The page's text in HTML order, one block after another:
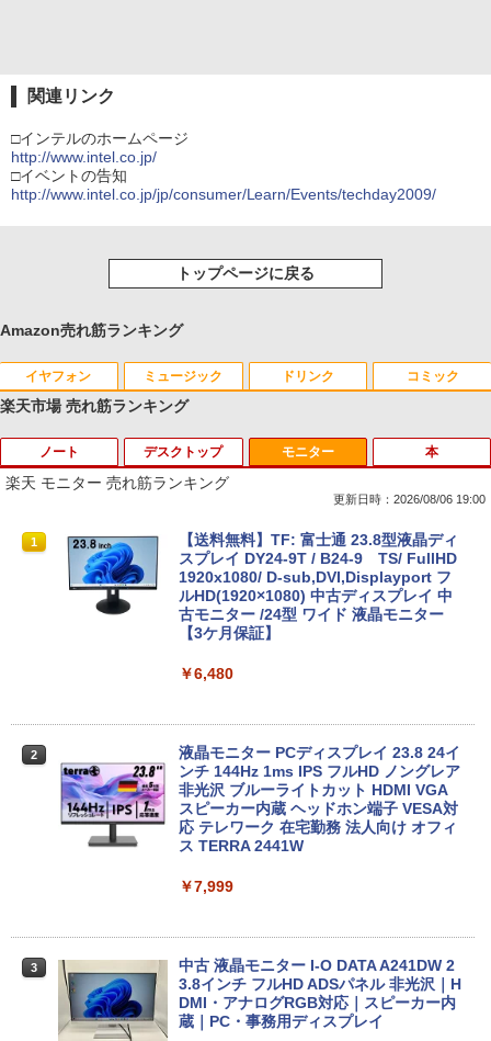
関連リンク
□インテルのホームページ
http://www.intel.co.jp/
□イベントの告知
http://www.intel.co.jp/jp/consumer/Learn/Events/techday2009/
トップページに戻る
Amazon売れ筋ランキング
イヤフォン
Anker Soundcore P40i オフホワイト
￥5,990
Anker Soundcore P31i ブラック
￥4,990
ラック
￥14,990
レスイヤホン bluetooth イヤホン V12 小型
付き 防水 タッチ式音量調整 スポーツ/通勤/通
学/WEB会議(ホワイト)
￥1,964
ミュージック
BRUCE WAYNE feat. Flo Milli, ATL Jacob
[Explicit]
BRUCE WAYNE feat. Flo Milli, ATL Jacob
[Explicit]
￥250
BUGS LIFE
ドリンク
【Amazon.co.jp限定】 い・ろ・は・す 2L P
ET ラベルレス ×8本
by Amazon 天然水 ラベルレス 500ml ×24本
富士山の天然水 バナジウム含有 水 ミネラル
ウォーター ペットボトル 静岡県産 500ミリリ
by Amazon 天然水ラベルレス 2L×9本
￥1,117
by Amazon 炭酸水 ラベルレス 500ml ×24本
￥1,625
コカ・コーラ やかんの麦茶 from 爽健美茶 ラ
コミック
薬屋のひとりごと 17巻 (デジタル版ビッグガ
ンガンコミックス)
異世界居酒屋「のぶ」(22) (角川コミックス・
エース)
コミックスDIGITAL)
￥572
版ビッグガンガンコミックス)
ONE PIECE モノクロ版 115 (ジャンプコミッ
クスDIGITAL)
楽天市場 売れ筋ランキング
ノート
1
レビュー投稿 5年保証｜MS Office 2024
H&B 搭載｜中古 ノートパソコン Windo
ws11 Office付｜スペック Core i5 第7世
代 メモリ 8GB 大容量 HDD 500GB テン
キー DVDドライブ搭載 CD DVD 再生可
｜中古パソコン 中古ノートパソコン 中古
ノートパソコン Dell Latitude 5310 第10
世代 Core i5 13.3型 Webカメラ内蔵 Win
dows11搭載 Office付き メモリ16GB SS
D256GB 512GB 軽量モデル テレワーク
在宅勤務向け 持ち運び ビジネス タッチ
8月5日限定10倍＆抽選10000P！｜お得3
点セット富士通 LIFEBOOKシリーズ ノ
ートパソコンアウトレット 第八世代Core
デスクトップ
1
【今だけ】全品ポイント10倍 お買い物マ
ラソン★8/4～8/11★中古パソコン デス
クトップPC hp ProDesk 600 G4 SFF C
ore i5 8500 メモリ8GB SSD128GB HDD
500GB Windows11 Pro 64bit 無線LAN
内蔵【送料無料】【1年保証】
￥19,800
2
【期間限定P15倍+最大10%OFFクーポ
ン】 【3年保証】HP ELITEDESK 800 G
6 DM SSD256GB メモリ16GB Core i3
Windows 11 Pro 中古 アウトレット 返
品 送料無料 中古デスクトップパソコン
中古パソコン デスクトップパソコン デス
中古パソコン | NEC | MRM28L-4 | Wind
ows11 | デスクトップ | 一年保証 | 第8世
代 | Core i5 8400 2.8(〜最大4.0)GHz | M
モニター
楽天 モニター 売れ筋ランキング
更新日時：2026/08/06 19:00
1
【送料無料】TF: 富士通 23.8型液晶ディ
スプレイ DY24-9T / B24-9 TS/ FullHD
1920x1080/ D-sub,DVI,Displayport フ
ルHD(1920×1080) 中古ディスプレイ 中
古モニター /24型 ワイド 液晶モニター
【3ケ月保証】
￥6,480
2
液晶モニター PCディスプレイ 23.8 24イ
ンチ 144Hz 1ms IPS フルHD ノングレア
非光沢 ブルーライトカット HDMI VGA
スピーカー内蔵 ヘッドホン端子 VESA対
応 テレワーク 在宅勤務 法人向け オフィ
ス TERRA 2441W
￥7,999
3
中古 液晶モニター I-O DATA A241DW 2
3.8インチ フルHD ADSパネル 非光沢｜H
DMI・アナログRGB対応｜スピーカー内
蔵｜PC・事務用ディスプレイ
本